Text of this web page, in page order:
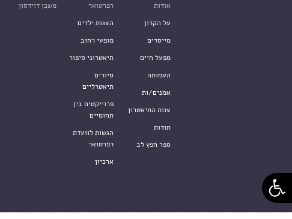
אודות
על הקרון
מייסדים
מפעל חיים
העמותה
אמנים/ות
צוות התיאטרון
תודות
ספר חפץ לב
רפרטואר
הצגות ילדים
מופעי רחוב
תיאטרוני סיפור
סיורים
תיאטרליים
פרוייקטים בין
תחומיים
הגשות לוועדת
רפרטואר
ארכיון
משכן דוידסון